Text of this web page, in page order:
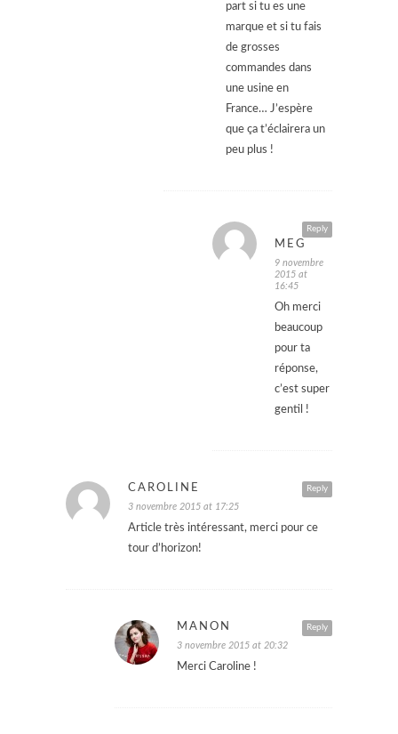
part si tu es une
marque et si tu fais
de grosses
commandes dans
une usine en
France… J’espère
que ça t’éclairera un
peu plus !
Reply
MEG
9 novembre
2015 at
16:45
Oh merci
beaucoup
pour ta
réponse,
c’est super
gentil !
Reply
CAROLINE
3 novembre 2015 at 17:25
Article très intéressant, merci pour ce
tour d’horizon!
Reply
MANON
3 novembre 2015 at 20:32
Merci Caroline !